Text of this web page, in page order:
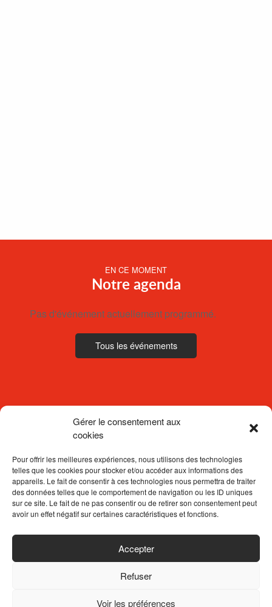
Gérer le consentement aux
cookies
Pour offrir les meilleures expériences, nous utilisons des technologies
telles que les cookies pour stocker et/ou accéder aux informations des
appareils. Le fait de consentir à ces technologies nous permettra de traiter
des données telles que le comportement de navigation ou les ID uniques
sur ce site. Le fait de ne pas consentir ou de retirer son consentement peut
avoir un effet négatif sur certaines caractéristiques et fonctions.
Accepter
Refuser
Voir les préférences
EN CE MOMENT
Notre agenda
Pas d'événement actuellement programmé.
Tous les événements
ACCUEIL
MENTIONS LÉGALES
POLITIQUE DE CONFIDENTIALITÉ